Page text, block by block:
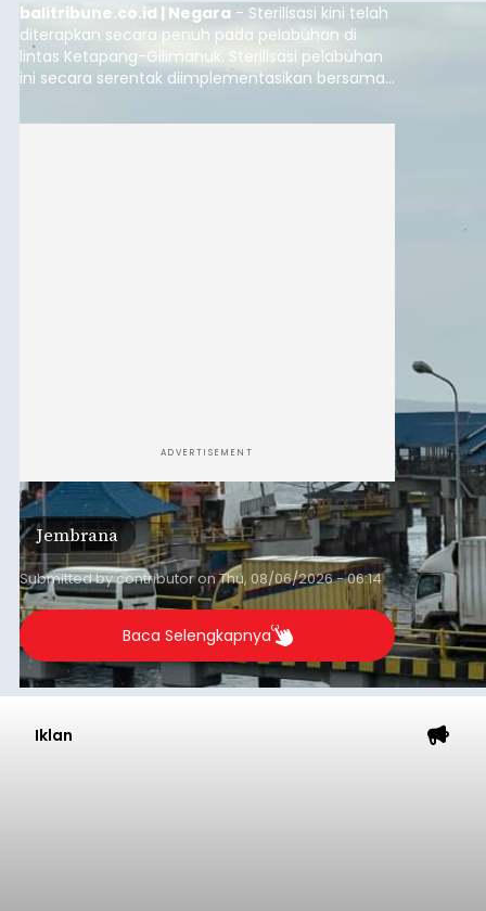
balitribune.co.id | Negara - Sterilisasi kini telah
diterapkan secara penuh pada pelabuhan di
lintas Ketapang-Gilimanuk. Sterilisasi pelabuhan
ini secara serentak diimplementasikan bersama
Pelabuhan Merak, Bakauheni, Kayangan, dan
ADVERTISEMENT
Jembrana
Submitted bycontributoronThu, 08/06/2026 - 06:14
Baca Selengkapnya
Iklan